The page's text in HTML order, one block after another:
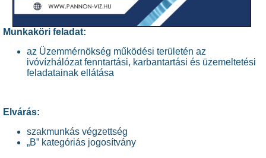
Munkaköri feladat:
az Üzemmérnökség működési területén az
ivóvízhálózat fenntartási, karbantartási és üzemeltetési
feladatainak ellátása
Elvárás:
szakmunkás végzettség
„B” kategóriás jogosítvány